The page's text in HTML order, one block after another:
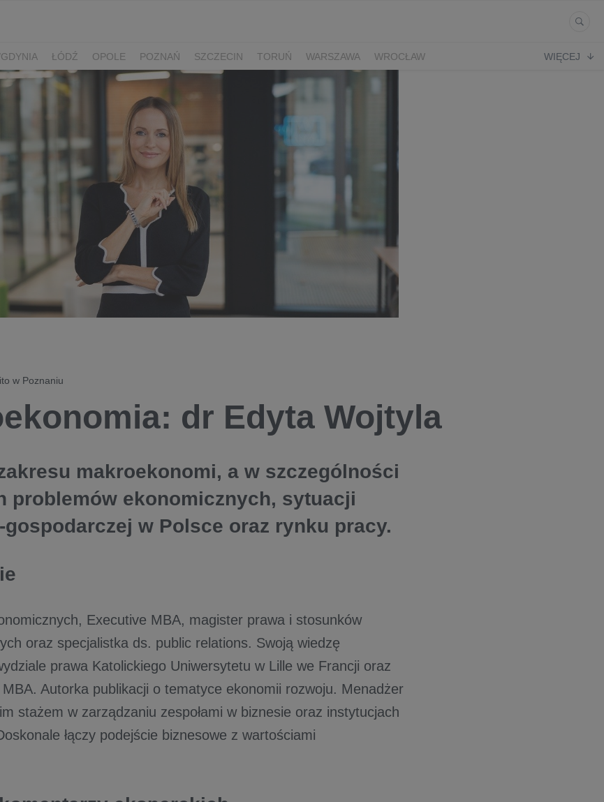
ŁÓDŹ OPOLE POZNAŃ SZCZECIN TORUŃ WARSZAWA
WROCŁAW
WIĘCEJ
w Poznaniu
dr Edyta Wojtyla
makroekonomi, a w szczególności
problemów ekonomicznych, sytuacji
gospodarczej w Polsce oraz rynku pracy.
Executive MBA, magister prawa i stosunków
oraz specjalistka ds. public relations. Swoją wiedzę
prawa Katolickiego Uniwersytetu w Lille we Francji oraz
Autorka publikacji o tematyce ekonomii rozwoju. Menadżer
stażem w zarządzaniu zespołami w biznesie oraz instytucjach
łączy podejście biznesowe z wartościami